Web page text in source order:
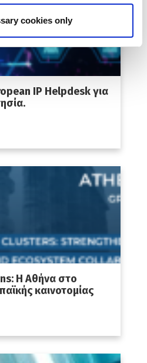
cookies only
IP Helpdesk για
Η Αθήνα στο
καινοτομίας